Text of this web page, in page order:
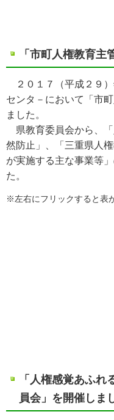
「市町人権教育
２０１７（平成２９
センタ－において「市
ました。
県教育委員会から、
然防止」、「三重県人
が実施する主な事業等
た。
※左右にフリックすると表
「人権感覚あふ
員会」を開催しま